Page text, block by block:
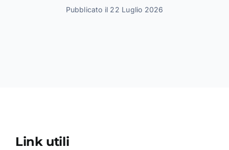
Pubblicato il 22 Luglio 2026
Link utili